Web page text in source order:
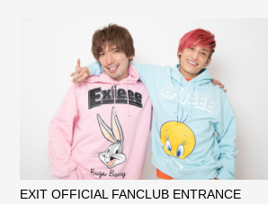
EXIT OFFICIAL FANCLUB ENTRANCE